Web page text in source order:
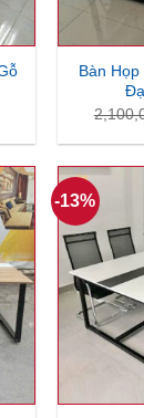
Bàn
-13%